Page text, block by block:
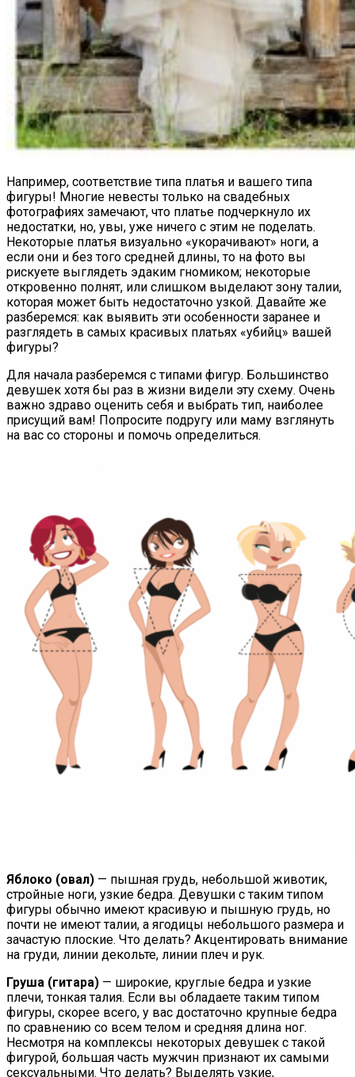
Например, соответствие типа платья и вашего типа
фигуры! Многие невесты только на свадебных
фотографиях замечают, что платье подчеркнуло их
недостатки, но, увы, уже ничего с этим не поделать.
Некоторые платья визуально «укорачивают» ноги, а
если они и без того средней длины, то на фото вы
рискуете выглядеть эдаким гномиком; некоторые
откровенно полнят, или слишком выделают зону талии,
которая может быть недостаточно узкой. Давайте же
разберемся: как выявить эти особенности заранее и
разглядеть в самых красивых платьях «убийц» вашей
фигуры?
Для начала разберемся с типами фигур. Большинство
девушек хотя бы раз в жизни видели эту схему. Очень
важно здраво оценить себя и выбрать тип, наиболее
присущий вам! Попросите подругу или маму взглянуть
на вас со стороны и помочь определиться.
Яблоко (овал) — пышная грудь, небольшой животик,
стройные ноги, узкие бедра. Девушки с таким типом
фигуры обычно имеют красивую и пышную грудь, но
почти не имеют талии, а ягодицы небольшого размера и
зачастую плоские. Что делать? Акцентировать внимание
на груди, линии декольте, линии плеч и рук.
Груша (гитара) — широкие, круглые бедра и узкие
плечи, тонкая талия. Если вы обладаете таким типом
фигуры, скорее всего, у вас достаточно крупные бедра
по сравнению со всем телом и средняя длина ног.
Несмотря на комплексы некоторых девушек с такой
фигурой, большая часть мужчин признают их самыми
сексуальными. Что делать? Выделять узкие,